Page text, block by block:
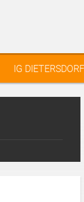
IG